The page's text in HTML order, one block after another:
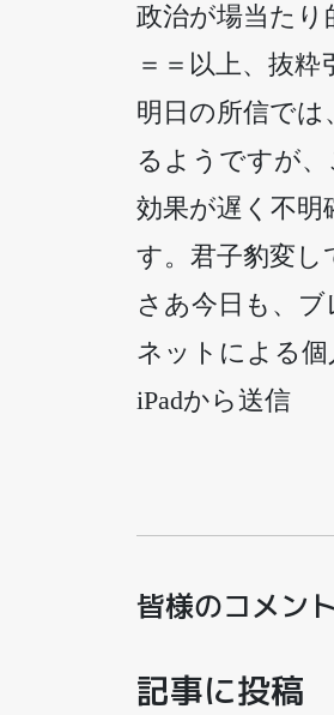
政治が場当たり
＝＝以上、抜粋
明日の所信では
るようですが
効果が遅く不
す。君子豹変し
さあ今日も、ブ
ネットによる個
iPadから送信
皆様のコメン
記事に投稿